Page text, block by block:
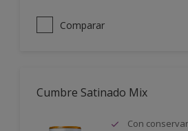
Comparar
Cumbre Satinado Mix
Con